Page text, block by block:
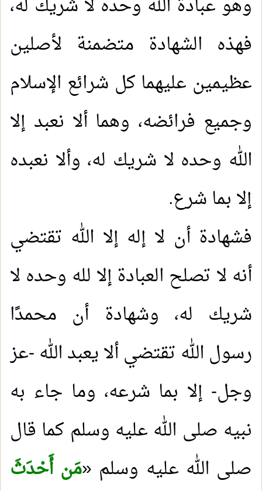
وهو عبادة الله وحده لا شريك له،
فهذه الشهادة متضمنة لأصلين
عظيمين عليهما كل شرائع الإسلام
وجميع فرائضه، وهما ألا نعبد إلا
الله وحده لا شريك له، وألا نعبده
إلا بما شرع.
فشهادة أن لا إله إلا الله تقتضي
أنه لا تصلح العبادة إلا لله وحده لا
شريك له، وشهادة أن محمدًا
رسول الله تقتضي ألا يعبد الله -عز
وجل- إلا بما شرعه، وما جاء به
نبيه صلى الله عليه وسلم كما قال
صلى الله عليه وسلم «مَن أَحْدَثَ